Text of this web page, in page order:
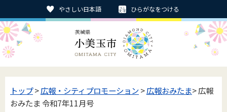
やさしい日本語 ひらがなをつける
トップ>広報・シティプロモーション>広報おみたま> 広報
おみたま 令和7年11月号